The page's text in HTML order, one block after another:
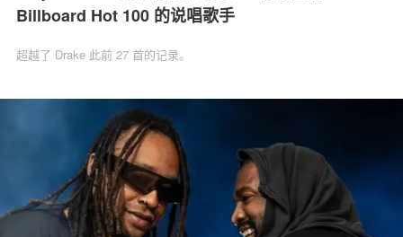
Billboard Hot 100 的说唱歌手
超越了 Drake 此前 27 首的记录。